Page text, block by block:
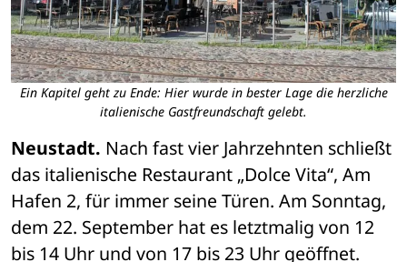
Ein Kapitel geht zu Ende: Hier wurde in bester Lage die herzliche
italienische Gastfreundschaft gelebt.
Neustadt. Nach fast vier Jahrzehnten schließt
das italienische Restaurant „Dolce Vita“, Am
Hafen 2, für immer seine Türen. Am Sonntag,
dem 22. September hat es letztmalig von 12
bis 14 Uhr und von 17 bis 23 Uhr geöffnet.